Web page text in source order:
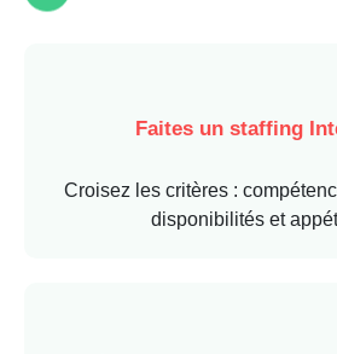
Faites un staffing
Croisez les critères :
disponibilités et